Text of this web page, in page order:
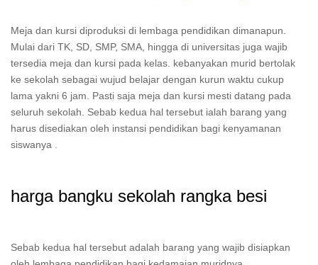
Meja dan kursi diproduksi di lembaga pendidikan dimanapun.
Mulai dari TK, SD, SMP, SMA, hingga di universitas juga wajib
tersedia meja dan kursi pada kelas. kebanyakan murid bertolak
ke sekolah sebagai wujud belajar dengan kurun waktu cukup
lama yakni 6 jam. Pasti saja meja dan kursi mesti datang pada
seluruh sekolah. Sebab kedua hal tersebut ialah barang yang
harus disediakan oleh instansi pendidikan bagi kenyamanan
siswanya .
harga bangku sekolah rangka besi
Sebab kedua hal tersebut adalah barang yang wajib disiapkan